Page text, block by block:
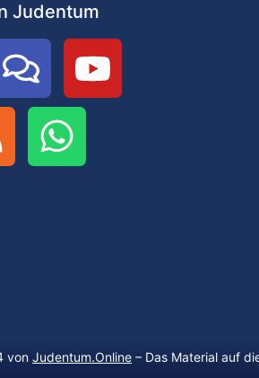
Judentum
von Judentum.Online – Das Material auf